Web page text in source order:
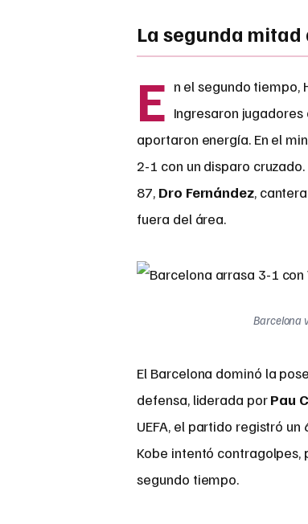
La segunda mitad
E n el segundo tiempo,
Ingresaron jugadores
aportaron energía. En el
2-1 con un disparo
87, Dro Fernández,
fuera del área.
Barcelona
El Barcelona dominó la
defensa, liderada porPau
UEFA, el partido registró
Kobe intentó contragolpes,
segundo tiempo.